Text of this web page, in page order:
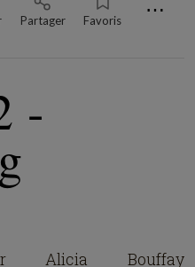
Partager Favoris ⋯
-
Alicia Bouffay